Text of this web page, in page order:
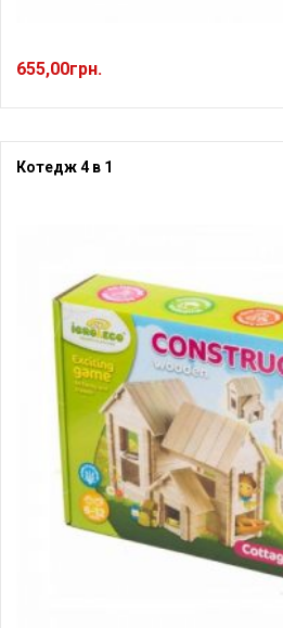
655,00грн.
Котедж 4 в 1